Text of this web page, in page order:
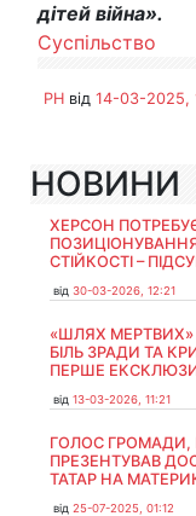
дітей війна».
Суспільство
PH від 14-03-2025,
НОВИНИ
ХЕРСОН
СТІЙКОСТІ –
від 30-03-2026, 12:21
«ШЛЯХ
БІЛЬ ЗРАДИ ТА
ПЕРШЕ
від 13-03-2026, 11:21
ГОЛОС ГРОМАДИ,
ПРЕЗЕНТУВАВ
ТАТАР НА
від 25-07-2025, 01:12